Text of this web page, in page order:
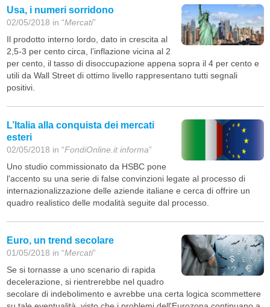
Usa, i numeri sorridono
02/05/2018 in “Mercati”
Il prodotto interno lordo, dato in crescita al
2,5-3 per cento circa, l’inflazione vicina al 2
per cento, il tasso di disoccupazione appena sopra il 4 per cento e
utili da Wall Street di ottimo livello rappresentano tutti segnali
positivi.
L’Italia alla conquista dei mercati
esteri
02/05/2018 in “FondiOnline.it informa”
Uno studio commissionato da HSBC pone
l'accento su una serie di false convinzioni legate al processo di
internazionalizzazione delle aziende italiane e cerca di offrire un
quadro realistico delle modalità seguite dal processo.
Euro, un trend secolare
01/05/2018 in “Mercati”
Se si tornasse a uno scenario di rapida
decelerazione, si rientrerebbe nel quadro
secolare di indebolimento e avrebbe una certa logica scommettere